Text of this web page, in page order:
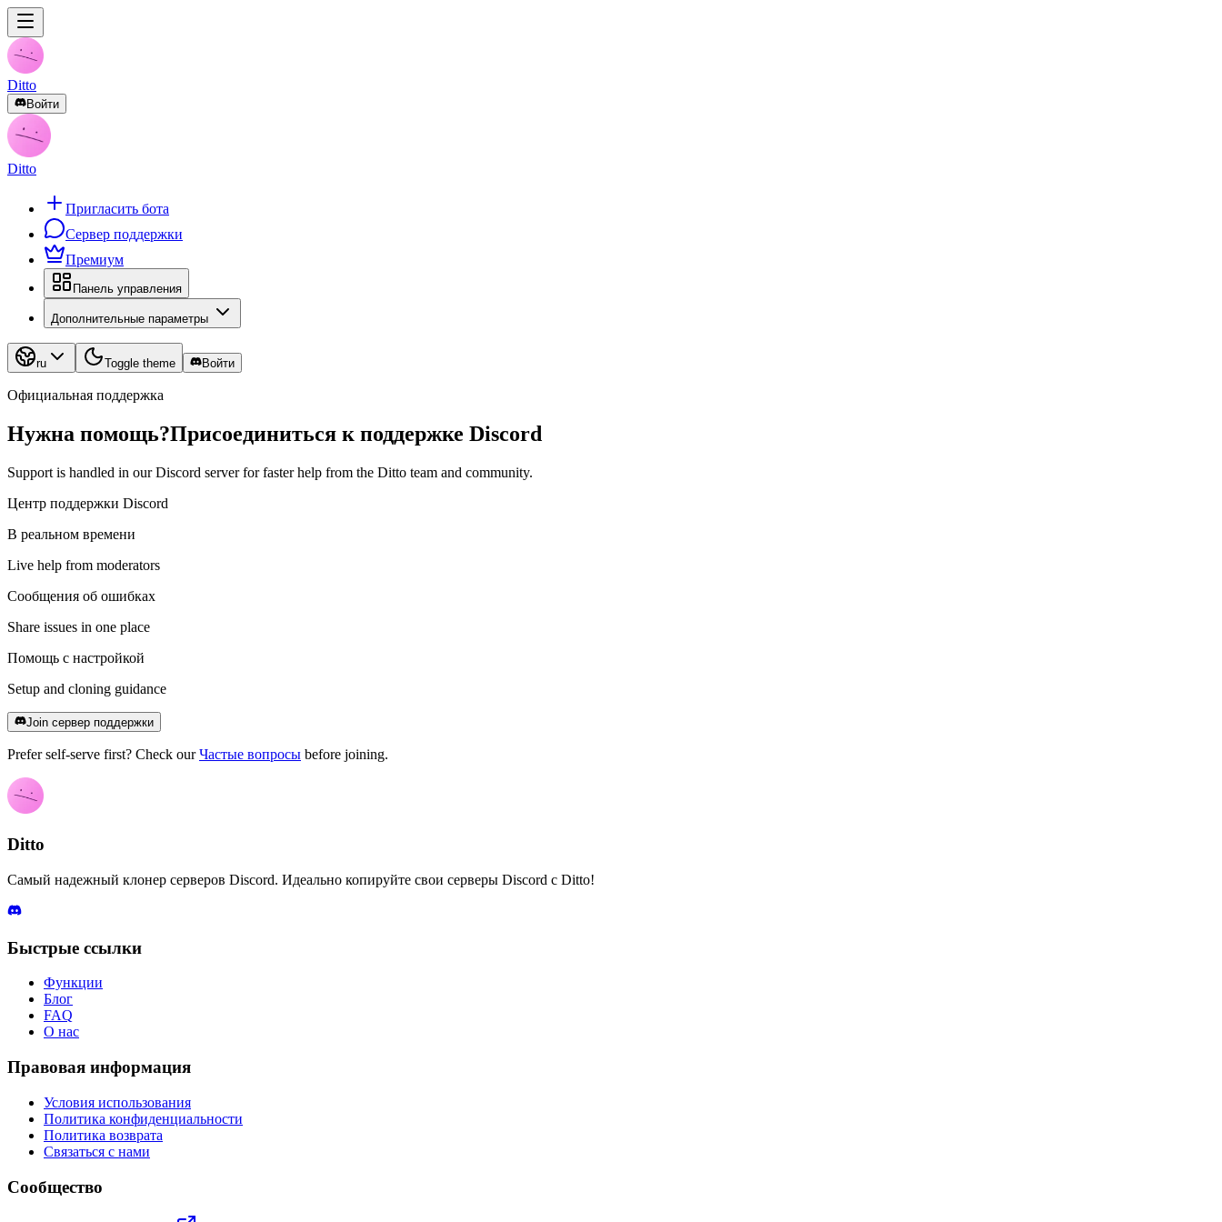
Ditto
Войти
Ditto
Пригласить бота
Сервер поддержки
Премиум
Панель управления
Дополнительные параметры
ru Toggle theme Войти
Официальная поддержка
Нужна помощь?Присоединиться к поддержке Discord
Support is handled in our Discord server for faster help from the Ditto team and community.
Центр поддержки Discord
В реальном времени
Live help from moderators
Сообщения об ошибках
Share issues in one place
Помощь с настройкой
Setup and cloning guidance
Join сервер поддержки
Prefer self-serve first? Check ourЧастые вопросы before joining.
Ditto
Самый надежный клонер серверов Discord. Идеально копируйте свои серверы Discord с Ditto!
Быстрые ссылки
Функции
Блог
FAQ
О нас
Правовая информация
Условия использования
Политика конфиденциальности
Политика возврата
Связаться с нами
Сообщество